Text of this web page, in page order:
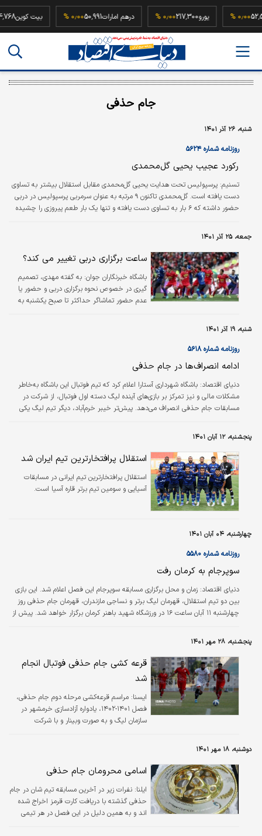
۰٫۰۰ % یورو217,300۰٫۰۰ % درهم امارات50,991۰٫۰۰ % بیت
جام حذفی
شنبه، ۲۶ آذر ۱۴۰۱
روزنامه شماره ۵۶۲۴
رکورد عجیب یحیی گل‌محمدی
تسنیم: پرسپولیس تحت هدایت یحیی گل‌محمدی مقابل استقلال بیشتر به تساوی
دست یافته است. گل‌محمدی تاکنون ۹ مرتبه به عنوان سرمربی پرسپولیس در دربی
حضور داشته که ۶ بار به تساوی دست یافته و تنها یک بار طعم پیروزی را چشیده
پنالتی نتیجه را به استقلال واگذار کرد. تنها برد پرسپولیس با گل‌محمدی به لیگ
بیستم بازمی‌گردد که سرخ‌پوشان با گل عیسی آل‌کثیر استقلال را در بازی برگشت
لیگ شکست دادند.
جمعه، ۲۵ آذر ۱۴۰۱
ساعت برگزاری دربی تغییر می کند؟
باشگاه خبرنگاران جوان: به گفته مهدی، تصمیم
گیری در خصوص نحوه برگزاری دربی و حضور یا
عدم حضور تماشاگر حداکثر تا صبح یکشنبه به
شنبه، ۱۹ آذر ۱۴۰۱
روزنامه شماره ۵۶۱۸
ادامه انصراف‌ها در جام حذفی
دنیای اقتصاد: باشگاه شهرداری آستارا اعلام کرد که تیم فوتبال این باشگاه به‌خاطر
مشکلات مالی و نیز تمرکز بر بازی‌های آینده لیگ دسته اول فوتبال، از شرکت در
مسابقات جام حذفی انصراف می‌دهد. پیش‌تر خیبر خرم‌آباد، دیگر تیم لیگ یکی
پنجشنبه، ۱۲ آبان ۱۴۰۱
استقلال پرافتخارترین تیم ایران شد
استقلال پرافتخارترین تیم ایرانی در مسابقات
آسیایی و سومین تیم برتر قاره آسیا است.
چهارشنبه، ۰۴ آبان ۱۴۰۱
روزنامه شماره ۵۵۸۰
سوپرجام به کرمان رفت
دنياي اقتصاد: زمان و محل برگزاری مسابقه سوپرجام این فصل اعلام شد. این بازی
بین دو تیم استقلال، قهرمان لیگ برتر و نساجی مازندران، قهرمان جام حذفی روز
چهارشنبه ۱۱ آبان ساعت ۱۶ در ورزشگاه شهید باهنر کرمان برگزار خواهد شد. پیش از
پنجشنبه، ۲۸ مهر ۱۴۰۱
قرعه کشی جام حذفی فوتبال انجام
شد
ايسنا: مراسم قرعه‌کشی مرحله دوم جام حذفی،
فصل ۱۴۰۱-۱۴۰۲، یادواره آزادسازی خرمشهر در
سازمان لیگ و به صورت وبینار و با شرکت
دوشنبه، ۱۸ مهر ۱۴۰۱
اسامی محرومان جام حذفی
ایلنا: نفرات زیر در آخرین مسابقه تیم شان در جام
حذفی گذشته با دریافت کارت قرمز اخراج شده
اند و به همین دلیل در این فصل در هر تیمی